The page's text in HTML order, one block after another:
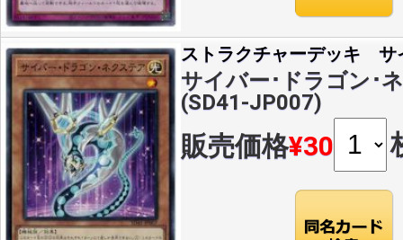
ストラクチャーデッキ サ
サイバー･ドラゴン･
(SD41-JP007)
販売価格¥30